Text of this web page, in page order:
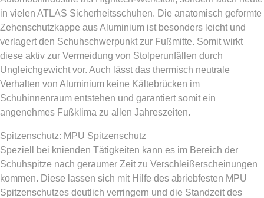
in vielen ATLAS Sicherheitsschuhen. Die anatomisch geformte
Zehenschutzkappe aus Aluminium ist besonders leicht und
verlagert den Schuhschwerpunkt zur Fußmitte. Somit wirkt
diese aktiv zur Vermeidung von Stolperunfällen durch
Ungleichgewicht vor. Auch lässt das thermisch neutrale
Verhalten von Aluminium keine Kältebrücken im
Schuhinnenraum entstehen und garantiert somit ein
angenehmes Fußklima zu allen Jahreszeiten.
Spitzenschutz: MPU Spitzenschutz
Speziell bei knienden Tätigkeiten kann es im Bereich der
Schuhspitze nach geraumer Zeit zu Verschleißerscheinungen
kommen. Diese lassen sich mit Hilfe des abriebfesten MPU
Spitzenschutzes deutlich verringern und die Standzeit des